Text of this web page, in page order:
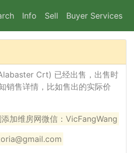
Info Sell Buyer Services
Crt) 已经出售，出售时
销售详情，比如售出的实际价
加维房网微信：VicFangWang